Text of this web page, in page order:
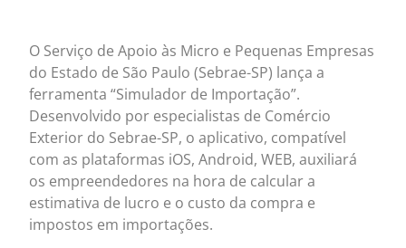
O Serviço de Apoio às Micro e Pequenas Empresas
do Estado de São Paulo (Sebrae-SP) lança a
ferramenta “Simulador de Importação”.
Desenvolvido por especialistas de Comércio
Exterior do Sebrae-SP, o aplicativo, compatível
com as plataformas iOS, Android, WEB, auxiliará
os empreendedores na hora de calcular a
estimativa de lucro e o custo da compra e
impostos em importações.